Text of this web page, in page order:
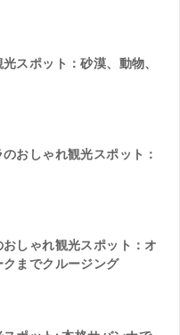
スポット：砂漠、動物、
おしゃれ観光スポット：
しゃれ観光スポット：オ
までクルージング